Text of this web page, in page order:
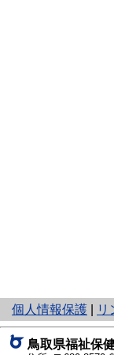
個人情報保護
と
り
ネ
リ
鳥取県福祉保